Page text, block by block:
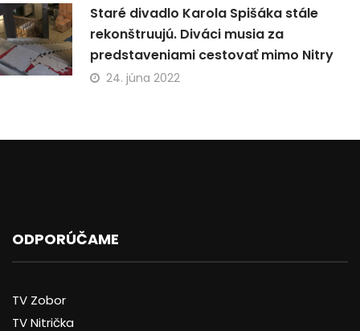
Staré divadlo Karola Spišáka stále
rekonštruujú. Diváci musia za
predstaveniami cestovať mimo Nitry
24. júna 2022
ODPORÚČAME
TV Zobor
TV Nitrička